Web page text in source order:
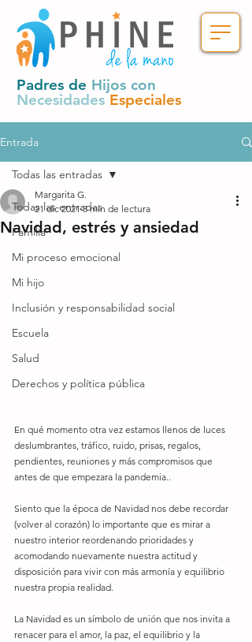
Padres de Hijos con
Necesidades Especiales
Entrada
Todas las entradas
Familia
Mi proceso emocional
Mi hijo
Inclusión y responsabilidad social
Escuela
Salud
Derechos y política pública
Todas las entradas
Navidad, estrés y ansiedad
Margarita G.
21 dic 2021 3 min de lectura
En qué momento otra vez estamos llenos de luces
deslumbrantes, tráfico, ruido, prisas, regalos,
pendientes, reuniones y más compromisos que
antes de que empezara la pandemia..
Siento que la época de Navidad nos debe recordar
(volver al corazón) lo importante que es mirar a
nuestro interior reordenando prioridades y
acomodando nuevamente nuestra actitud y
disposición para vivir con más armonía y equilibrio
nuestra propia realidad.
La Navidad es un símbolo de unión que nos invita a
renacer para el amor, la paz, el equilibrio y la